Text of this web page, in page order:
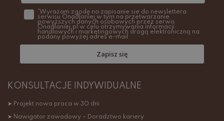
*Wyrażam zgodę na zapisanie sie do newslettera
serwisu Onadlaniej w tym na przetwarzanie
powyższych danych osobowych przez serwis
Onadlaniej.pl w celu otrzymywania informacji
handlowych i marketingowych drogą elektroniczną na
podany powyżej adres e-mail
Zapisz się
KONSULTACJE INDYWIDUALNE
➤ Projekt nowa praca w 30 dni
➤ Nawigator zawodowy – Doradztwo kariery